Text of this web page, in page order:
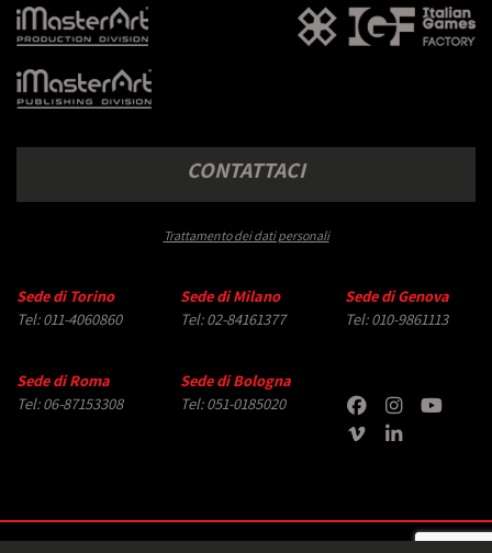
CONTATTACI
Trattamento dei dati personali
Sede di Torino
Tel: 011-4060860
Sede di Milano
Tel: 02-84161377
Sede di Genova
Tel: 010-9861113
Sede di Roma
Tel: 06-87153308
Sede di Bologna
Tel: 051-0185020